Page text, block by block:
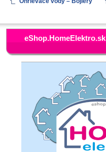
eShop.HomeElektro.sk